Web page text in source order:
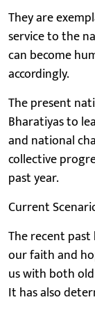
They are
service to the
can become
accordingly.
The present
Bharatiyas to
and national
collective
past year.
Current
The recent
our faith and
us with both
It has also